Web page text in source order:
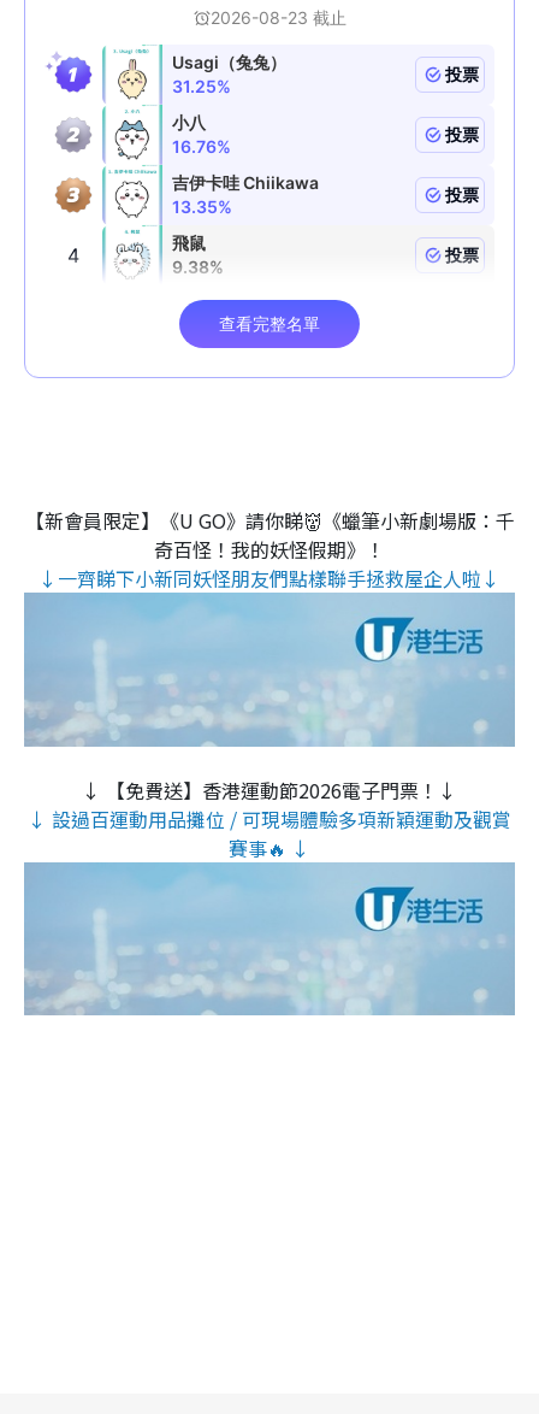
【新會員限定】《U GO》請你睇👹《蠟筆小新劇場版：千
奇百怪！我的妖怪假期》！
↓一齊睇下小新同妖怪朋友們點樣聯手拯救屋企人啦↓
↓ 【免費送】香港運動節2026電子門票！↓
↓ 設過百運動用品攤位 / 可現場體驗多項新穎運動及觀賞
賽事🔥 ↓